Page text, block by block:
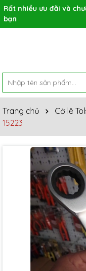
Rất nhiều ưu đãi và
bạn
Trang chủ Cờ lê
15223